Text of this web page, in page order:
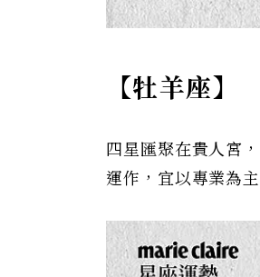
【牡羊座】
四星匯聚在貴人宮
運作，宜以專業為